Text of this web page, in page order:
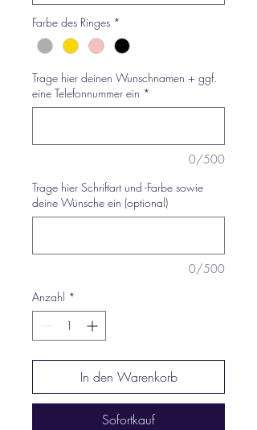
Farbe des Ringes *
Trage hier deinen Wunschnamen + ggf.
eine Telefonnummer ein *
0/500
Trage hier Schriftart und -Farbe sowie
deine Wünsche ein (optional)
0/500
Anzahl *
In den Warenkorb
Sofortkauf